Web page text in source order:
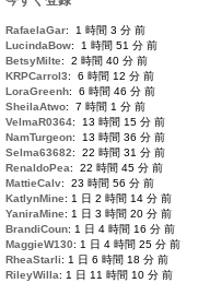
RafaelaGar: 1 時間 3 分 前
LucindaBow: 1 時間 51 分 前
BetsyMilte: 2 時間 40 分 前
KRPCarrol3: 6 時間 12 分 前
LoraGreenh: 6 時間 46 分 前
SheilaAtwo: 7 時間 1 分 前
VelmaR0364: 13 時間 15 分 前
NamTurgeon: 13 時間 36 分 前
Selma63682: 22 時間 31 分 前
RenaldoPea: 22 時間 45 分 前
MattieCalv: 23 時間 56 分 前
KatlynMine: 1 日 2 時間 14 分 前
YaniraMine: 1 日 3 時間 20 分 前
BrandiCoun: 1 日 4 時間 16 分 前
MaggieW130: 1 日 4 時間 25 分 前
RheaStarli: 1 日 6 時間 18 分 前
RileyWilla: 1 日 11 時間 10 分 前